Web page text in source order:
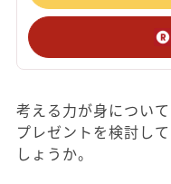
考える力が身につい
プレゼントを検討し
しょうか。